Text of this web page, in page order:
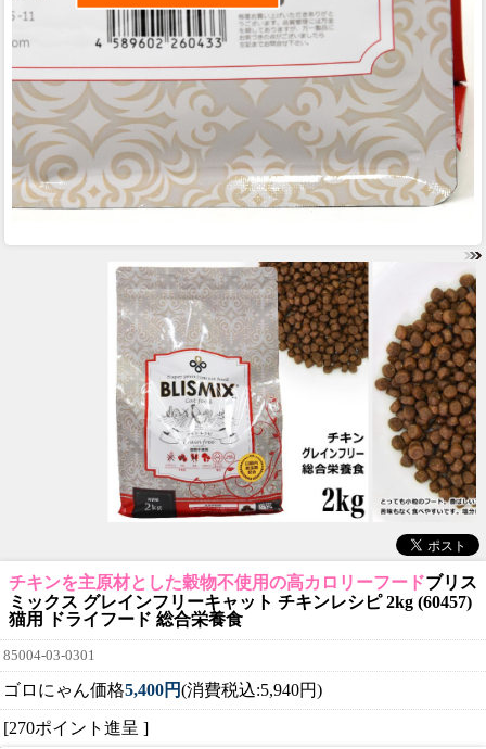
チキンを主原材とした穀物不使用の高カロリーフードブリス
ミックス グレインフリーキャット チキンレシピ 2kg (60457)
猫用 ドライフード 総合栄養食
85004-03-0301
ゴロにゃん価格5,400円(消費税込:5,940円)
[270ポイント進呈 ]